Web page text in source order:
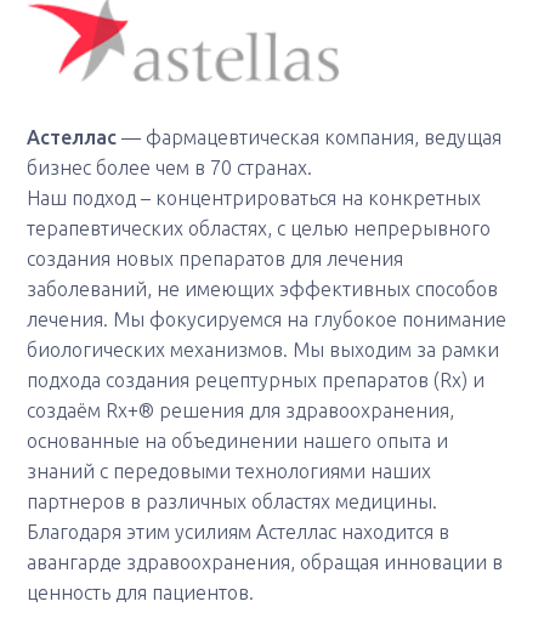
Астеллас — фармацевтическая компания, ведущая
бизнес более чем в 70 странах.
Наш подход – концентрироваться на конкретных
терапевтических областях, с целью непрерывного
создания новых препаратов для лечения
заболеваний, не имеющих эффективных способов
лечения. Мы фокусируемся на глубокое понимание
биологических механизмов. Мы выходим за рамки
подхода создания рецептурных препаратов (Rx) и
создаём Rx+® решения для здравоохранения,
основанные на объединении нашего опыта и
знаний с передовыми технологиями наших
партнеров в различных областях медицины.
Благодаря этим усилиям Астеллас находится в
авангарде здравоохранения, обращая инновации в
ценность для пациентов.